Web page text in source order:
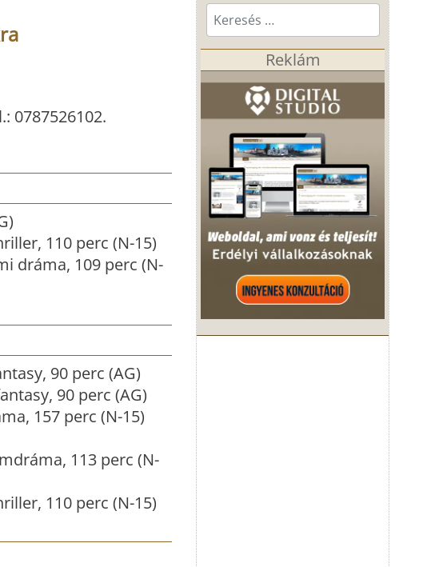
0787526102.
110 perc (N-15)
dráma, 109 perc (N-
90 perc (AG)
90 perc (AG)
157 perc (N-15)
113 perc (N-
110 perc (N-15)
Keresés...
Reklám